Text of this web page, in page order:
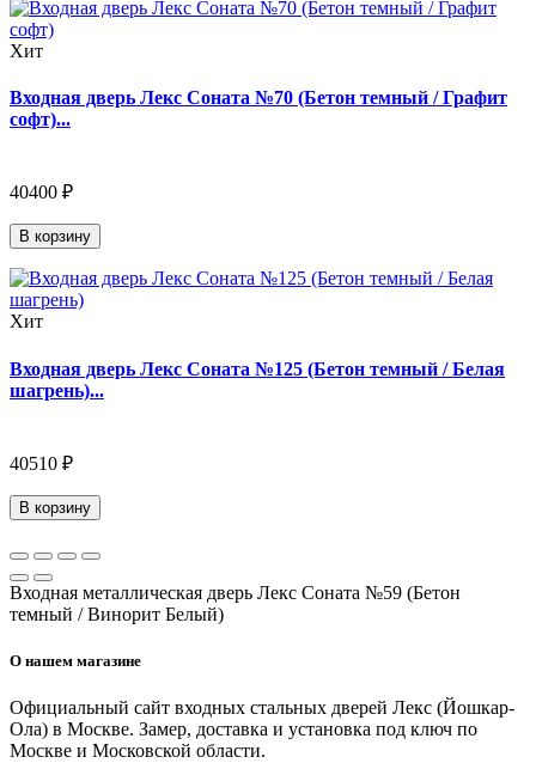
Хит
Входная дверь Лекс Соната №70 (Бетон темный / Графит
софт)...
40400 ₽
В корзину
Хит
Входная дверь Лекс Соната №125 (Бетон темный / Белая
шагрень)...
40510 ₽
В корзину
Входная металлическая дверь Лекс Соната №59 (Бетон
темный / Винорит Белый)
О нашем магазине
Официальный сайт входных стальных дверей Лекс (Йошкар-
Ола) в Москве. Замер, доставка и установка под ключ по
Москве и Московской области.